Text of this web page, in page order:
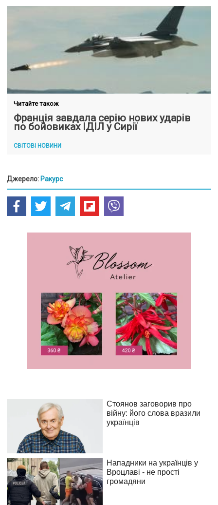
Читайте також
Франція завдала серію нових ударів
по бойовиках ІДІЛ у Сирії
СВІТОВІ НОВИНИ
Джерело: Ракурс